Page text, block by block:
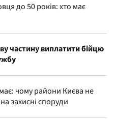
до 50 років: хто має
частину виплатити бійцю
чому райони Києва не
захисні споруди